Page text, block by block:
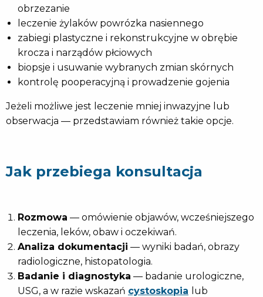
obrzezanie
leczenie żylaków powrózka nasiennego
zabiegi plastyczne i rekonstrukcyjne w obrębie
krocza i narządów płciowych
biopsje i usuwanie wybranych zmian skórnych
kontrolę pooperacyjną i prowadzenie gojenia
Jeżeli możliwe jest leczenie mniej inwazyjne lub
obserwacja — przedstawiam również takie opcje.
Jak przebiega konsultacja
Rozmowa — omówienie objawów, wcześniejszego
leczenia, leków, obaw i oczekiwań.
Analiza dokumentacji — wyniki badań, obrazy
radiologiczne, histopatologia.
Badanie i diagnostyka — badanie urologiczne,
USG, a w razie wskazań cystoskopia
lub